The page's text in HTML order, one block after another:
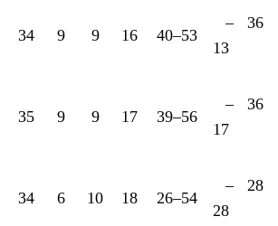
34 9 9 16 40–53
–
13
36
35 9 9 17 39–56
–
17
36
34 6 10 18 26–54
–
28
28